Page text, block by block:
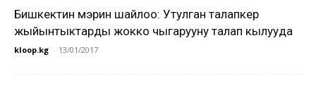
Бишкектин мэрин шайлоо: Утулган талапкер
жыйынтыктарды жокко чыгарууну талап кылууда
kloop.kg - 13/01/2017